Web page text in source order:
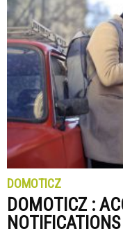
DOMOTICZ
DOMOTICZ :
NOTIFICATIONS